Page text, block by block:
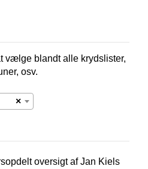
vælge blandt alle krydslister,
osv.
×
oversigt afJan Kiel s